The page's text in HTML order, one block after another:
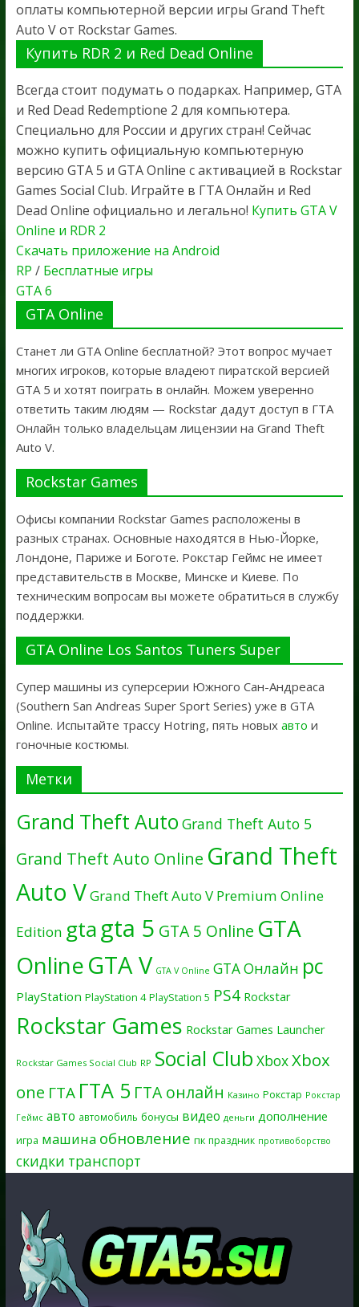
оплаты компьютерной версии игры Grand Theft
Auto V от Rockstar Games.
Купить RDR 2 и Red Dead Online
Всегда стоит подумать о подарках. Например, GTA
и Red Dead Redemptione 2 для компьютера.
Специально для России и других стран! Сейчас
можно купить официальную компьютерную
версию GTA 5 и GTA Online с активацией в Rockstar
Games Social Club. Играйте в ГТА Онлайн и Red
Dead Online официально и легально! Купить GTA V
Online и RDR 2
Скачать приложение на Android
RP / Бесплатные игры
GTA 6
GTA Online
Станет ли GTA Online бесплатной? Этот вопрос мучает
многих игроков, которые владеют пиратской версией
GTA 5 и хотят поиграть в онлайн. Можем уверенно
ответить таким людям — Rockstar дадут доступ в ГТА
Онлайн только владельцам лицензии на Grand Theft
Auto V.
Rockstar Games
Офисы компании Rockstar Games расположены в
разных странах. Основные находятся в Нью-Йорке,
Лондоне, Париже и Боготе. Рокстар Геймс не имеет
представительств в Москве, Минске и Киеве. По
техническим вопросам вы можете обратиться в службу
поддержки.
GTA Online Los Santos Tuners Super
Супер машины из суперсерии Южного Сан-Андреаса
(Southern San Andreas Super Sport Series) уже в GTA
Online. Испытайте трассу Hotring, пять новых авто и
гоночные костюмы.
Метки
Grand Theft Auto Grand Theft Auto 5
Grand Theft Auto Online Grand Theft
Auto VGrand Theft Auto V Premium Online
Edition gtagta 5 GTA 5 Online GTA
OnlineGTA V GTA V Online GTA Онлайн pc
PlayStation PlayStation 4 PlayStation 5 PS4 Rockstar
Rockstar Games Rockstar Games Launcher
Rockstar Games Social Club RP Social Club XboxXbox
one ГТА ГТА 5 ГТА онлайн Казино Рокстар Рокстар
Геймс авто автомобиль бонусы видео деньги дополнение
игра машина обновление пк праздник противоборство
скидки транспорт